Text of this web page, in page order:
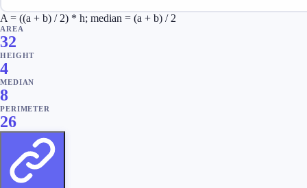
A = ((a + b) / 2) * h; median = (a + b) / 2
AREA
32
HEIGHT
4
MEDIAN
8
PERIMETER
26